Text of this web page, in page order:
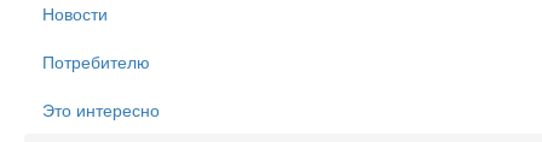
Новости
Потребителю
Это интересно